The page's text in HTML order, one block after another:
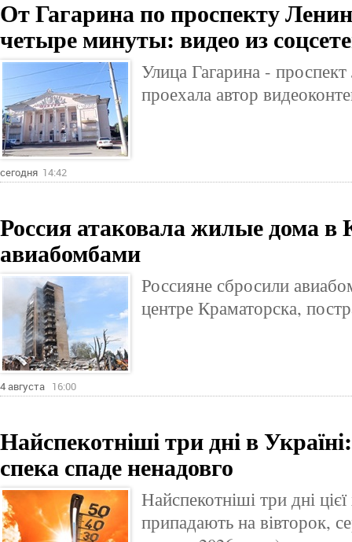
От Гагарина по проспекту
четыре минуты: видео из
Улица Гагарина -
проехала автор
сегодня 14:42
Россия атаковала жилые дома в
авиабомбами
Россияне сбросили
центре Краматорска,
4 августа 16:00
Найспекотніші три дні в
спека спаде ненадовго
Найспекотніші три дні
припадають на вівторок,